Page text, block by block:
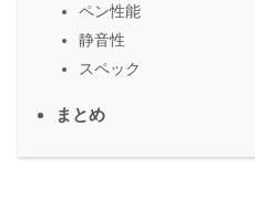
ペン性能
静音性
スペック
まとめ